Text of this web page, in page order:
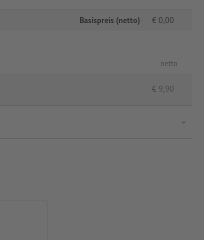
Basispreis (netto) € 0,00
netto
€ 9,90